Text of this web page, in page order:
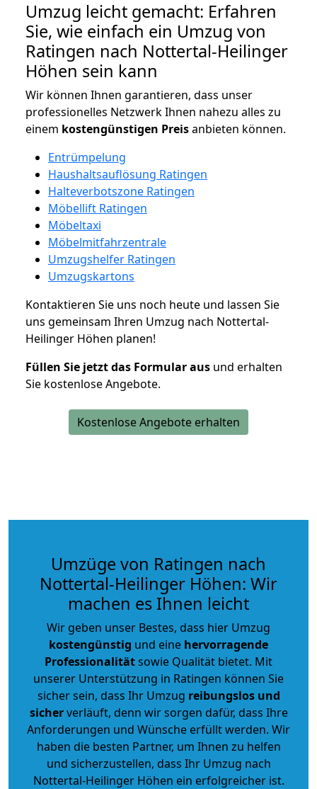
Umzug leicht gemacht: Erfahren
Sie, wie einfach ein Umzug von
Ratingen nach Nottertal-Heilinger
Höhen sein kann
Wir können Ihnen garantieren, dass unser
professionelles Netzwerk Ihnen nahezu alles zu
einem kostengünstigen Preisanbieten können.
Entrümpelung
Haushaltsauflösung Ratingen
Halteverbotszone Ratingen
Möbellift Ratingen
Möbeltaxi
Möbelmitfahrzentrale
Umzugshelfer Ratingen
Umzugskartons
Kontaktieren Sie uns noch heute und lassen Sie
uns gemeinsam Ihren Umzug nach Nottertal-
Heilinger Höhen planen!
Füllen Sie jetzt das Formular aus und erhalten
Sie kostenlose Angebote.
Kostenlose Angebote erhalten
Umzüge von Ratingen nach
Nottertal-Heilinger Höhen: Wir
machen es Ihnen leicht
Wir geben unser Bestes, dass hier Umzug
kostengünstig und eine hervorragende
Professionalitätsowie Qualität bietet. Mit
unserer Unterstützung in Ratingen können Sie
sicher sein, dass Ihr Umzug reibungslos und
sicherverläuft, denn wir sorgen dafür, dass Ihre
Anforderungen und Wünsche erfüllt werden. Wir
haben die besten Partner, um Ihnen zu helfen
und sicherzustellen, dass Ihr Umzug nach
Nottertal-Heilinger Höhen ein erfolgreicher ist.